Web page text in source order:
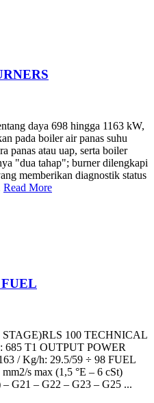
daya 698 hingga 1163 kW,
pada boiler air panas suhu
panas atau uap, serta boiler
"dua tahap"; burner dilengkapi
memberikan diagnostik status
Read More
100 TECHNICAL
T1 OUTPUT POWER
/ Kg/h: 29.5/59 ÷ 98 FUEL
s max (1,5 °E – 6 cSt)
G21 – G22 – G23 – G25 ...